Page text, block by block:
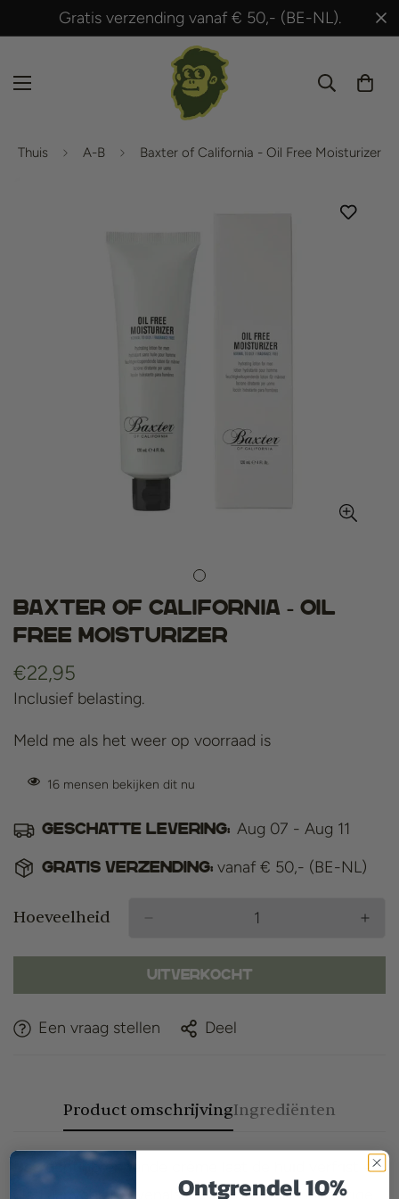
Gratis verzending vanaf € 50,- (BE-NL).
Thuis A-B Baxter of California - Oil Free Moisturizer
Baxter of California - Oil
Free Moisturizer
Normale
prijs
€22,95
Inclusief belasting.
Meld me als het weer op voorraad is
16 mensen bekijken dit nu
Geschatte levering: Aug 07 - Aug 11
Gratis verzending: vanaf € 50,- (BE-NL)
Hoeveelheid
Uitverkocht
Een vraag stellen Deel
Product omschrijvingIngrediënten
De vochtinbrengende crème laat de huid verfrist en
glad aanvoelen, evenals een matte teint. Krachtige
Ontgrendel 10%